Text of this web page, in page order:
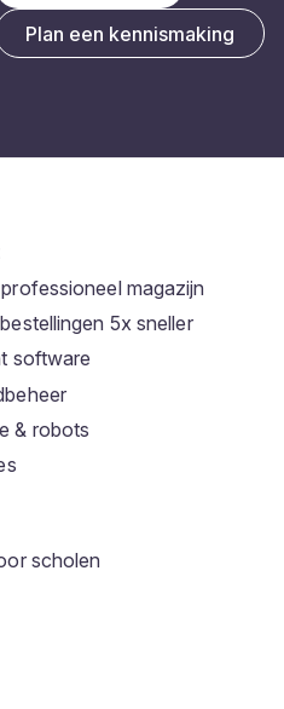
Plan een kennismaking
magazijn
5x sneller
software
& robots
scholen